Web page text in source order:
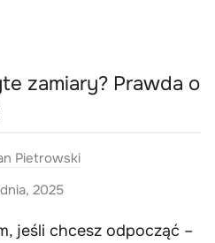
zamiary? Prawda o
Pietrowski
2025
jeśli chcesz odpocząć –